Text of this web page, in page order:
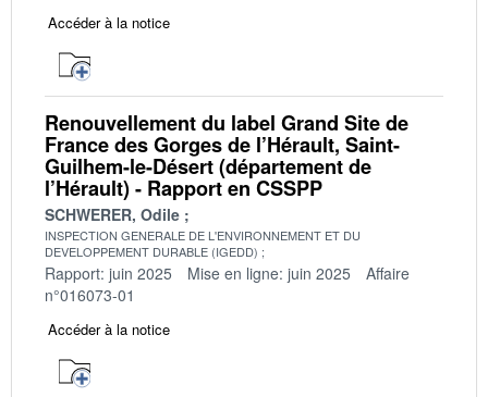
Accéder à la notice
Renouvellement du label Grand Site de
France des Gorges de l’Hérault, Saint-
Guilhem-le-Désert (département de
l’Hérault) - Rapport en CSSPP
SCHWERER, Odile
INSPECTION GENERALE DE L'ENVIRONNEMENT ET DU
DEVELOPPEMENT DURABLE (IGEDD)
Rapport: juin 2025 Mise en ligne: juin 2025
Affaire
n°016073-01
Accéder à la notice